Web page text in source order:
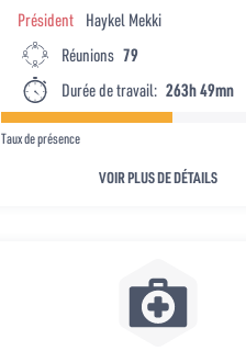
Président Haykel Mekki
Réunions 79
Durée de travail: 263h 49mn
Taux de présence
VOIR PLUS DE DÉTAILS